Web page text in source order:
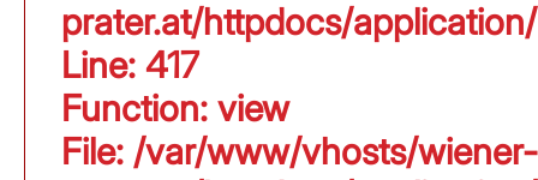
prater.at/httpdocs/
Line: 417
Function: view
File: /var/www/vhosts/wiener-